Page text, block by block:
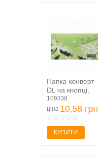
Папка-конверт
DL на кнопці,
PLUMERIA
ARABESKI,...
109338
ціна 10,58 грн
КУПИТИ